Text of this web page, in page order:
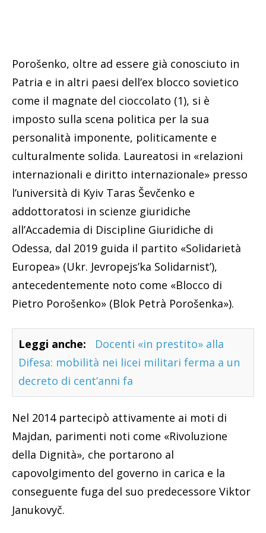
Porošenko, oltre ad essere già conosciuto in
Patria e in altri paesi dell’ex blocco sovietico
come il magnate del cioccolato (1), si è
imposto sulla scena politica per la sua
personalità imponente, politicamente e
culturalmente solida. Laureatosi in «relazioni
internazionali e diritto internazionale» presso
l’università di Kyiv Taras Ševčenko e
addottoratosi in scienze giuridiche
all’Accademia di Discipline Giuridiche di
Odessa, dal 2019 guida il partito «Solidarietà
Europea» (Ukr. Jevropejs’ka Solidarnist’),
antecedentemente noto come «Blocco di
Pietro Porošenko» (Blok Petrà Porošenka»).
Leggi anche:
Docenti «in prestito» alla
Difesa: mobilità nei licei militari ferma a un
decreto di cent’anni fa
Nel 2014 partecipò attivamente ai moti di
Majdan, parimenti noti come «Rivoluzione
della Dignità», che portarono al
capovolgimento del governo in carica e la
conseguente fuga del suo predecessore Viktor
Janukovyč.